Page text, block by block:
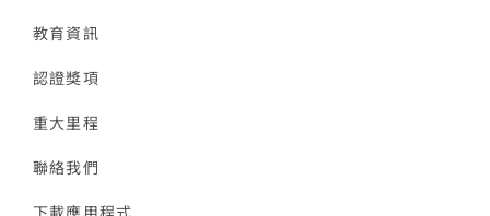
教育資訊
認證獎項
重大里程
聯絡我們
下載應用程式